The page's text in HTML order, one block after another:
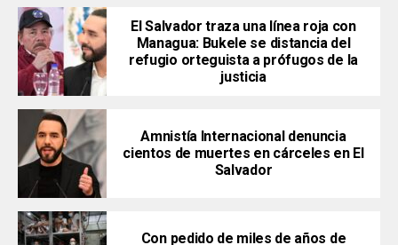
El Salvador traza una línea roja con
Managua: Bukele se distancia del
refugio orteguista a prófugos de la
justicia
Amnistía Internacional denuncia
cientos de muertes en cárceles en El
Salvador
Con pedido de miles de años de